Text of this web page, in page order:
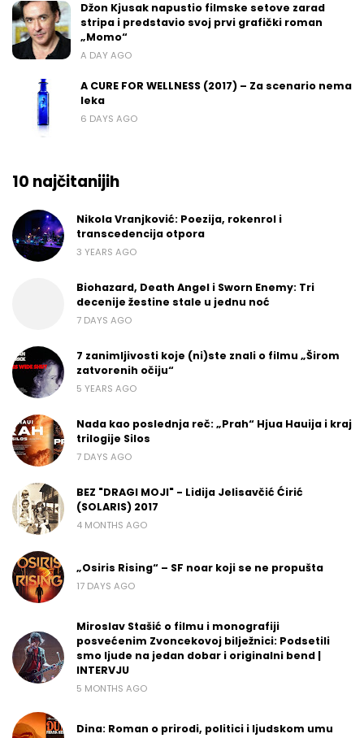
Džon Kjusak napustio filmske setove zarad
stripa i predstavio svoj prvi grafički roman
„Momo“
A DAY AGO
A CURE FOR WELLNESS (2017) – Za scenario nema
leka
6 DAYS AGO
10 najčitanijih
Nikola Vranjković: Poezija, rokenrol i
transcedencija otpora
3 YEARS AGO
Biohazard, Death Angel i Sworn Enemy: Tri
decenije žestine stale u jednu noć
7 DAYS AGO
7 zanimljivosti koje (ni)ste znali o filmu „Širom
zatvorenih očiju“
5 YEARS AGO
Nada kao poslednja reč: „Prah“ Hjua Hauija i kraj
trilogije Silos
7 DAYS AGO
BEZ "DRAGI MOJI" - Lidija Jelisavčić Ćirić
(SOLARIS) 2017
4 MONTHS AGO
„Osiris Rising“ – SF noar koji se ne propušta
17 DAYS AGO
Miroslav Stašić o filmu i monografiji
posvećenim Zvoncekovoj bilježnici: Podsetili
smo ljude na jedan dobar i originalni bend |
INTERVJU
5 MONTHS AGO
Dina: Roman o prirodi, politici i ljudskom umu